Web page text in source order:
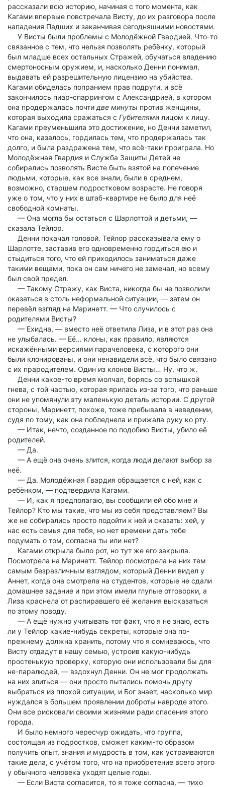
рассказали всю историю, начиная с того момента, как
Кагами впервые повстречала Висту, до их разговора после
нападения Падших и заканчивая сегодняшними новостями.
У Висты были проблемы с Молодёжной Гвардией. Что-то
связанное с тем, что нельзя позволять ребёнку, который
был младше всех остальных Стражей, обучаться владению
смертоносным оружием, и, насколько Денни понимал,
выдавать ей разрешительную лицензию на убийства.
Кагами обиделась попранием прав подруги, и всё
закончилось пиар-спаррингом с Александрией, в котором
она продержалась почти две минуты против женщины,
которая выходила сражаться с Губителями лицом к лицу.
Кагами преуменьшила это достижение, но Денни заметил,
что она, казалось, гордилась тем, что продержалась так
долго, и была раздражена тем, что всё-таки проиграла. Но
Молодёжная Гвардия и Служба Защиты Детей не
собирались позволять Висте быть взятой на попечение
людьми, которые, как все знали, были в среднем,
возможно, старшем подростковом возрасте. Не говоря
уже о том, что у них в штаб-квартире не было для неё
свободной комнаты.
— Она могла бы остаться с Шарлоттой и детьми, —
сказала Тейлор.
Денни покачал головой. Тейлор рассказывала ему о
Шарлотте, заставив его одновременно гордиться ею и
стыдиться того, что ей приходилось заниматься даже
такими вещами, пока он сам ничего не замечал, но всему
был свой предел.
— Такому Стражу, как Виста, никогда бы не позволили
оказаться в столь неформальной ситуации, — затем он
перевёл взгляд на Маринетт. — Что случилось с
родителями Висты?
— Ехидна, — вместо неё ответила Лиза, и в этот раз она
не улыбалась. — Её… клоны, как правило, являются
искажёнными версиями парачеловека, с которого они
были клонированы, и они ненавидели всё, что было связано
с их прародителем. Один из клонов Висты… Ну, что ж.
Денни какое-то время молчал, борясь со вспышкой
гнева, с той частью, которая ярилась из-за того, что раньше
они не упомянули эту маленькую деталь истории. С другой
стороны, Маринетт, похоже, тоже пребывала в неведении,
судя по тому, как она побледнела и прижала руку ко рту.
— Итак, нечто, созданное по подобию Висты, убило её
родителей.
— Да.
— А ещё она очень злится, когда люди делают выбор за
неё.
— Да. Молодёжная Гвардия обращается с ней, как с
ребёнком, — подтвердила Кагами.
— И, как я предполагаю, вы сообщили ей обо мне и
Тейлор? Кто мы такие, что мы из себя представляем? Вы
же не собирались просто подойти к ней и сказать: хей, у
нас есть семья для тебя, но нет времени дать тебе
подумать о том, согласна ты или нет?
Кагами открыла было рот, но тут же его закрыла.
Посмотрела на Маринетт. Тейлор посмотрела на них тем
самым безразличным взглядом, который Денни видел у
Аннет, когда она смотрела на студентов, которые не сдали
домашнее задание и при этом имели глупые отговорки, а
Лиза краснела от распиравшего её желания высказаться
по этому поводу.
— А ещё нужно учитывать тот факт, что я не знаю, есть
ли у Тейлор какие-нибудь секреты, которые она по-
прежнему должна хранить, потому что я сомневаюсь, что
Висту отдадут в нашу семью, устроив какую-нибудь
простенькую проверку, которую они использовали бы для
не-паралюдей, — вздохнул Денни. Он не мог продолжать
на них злиться — они просто пытались помочь другу
выбраться из плохой ситуации, и Бог знает, насколько мир
нуждался в большем проявлении доброты навроде этого.
Они все рисковали своими жизнями ради спасения этого
города.
И было немного чересчур ожидать, что группа,
состоящая из подростков, сможет каким-то образом
получить опыт, знания и мудрость в том, как устраиваются
такие дела, с учётом того, что на приобретение всего этого
у обычного человека уходят целые годы.
— Если Виста согласится, то я тоже согласна, — тихо